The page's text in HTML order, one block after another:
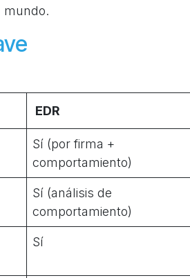
mundo.
EDR
Sí (por firma +
comportamiento)
Sí (análisis de
comportamiento)
Sí